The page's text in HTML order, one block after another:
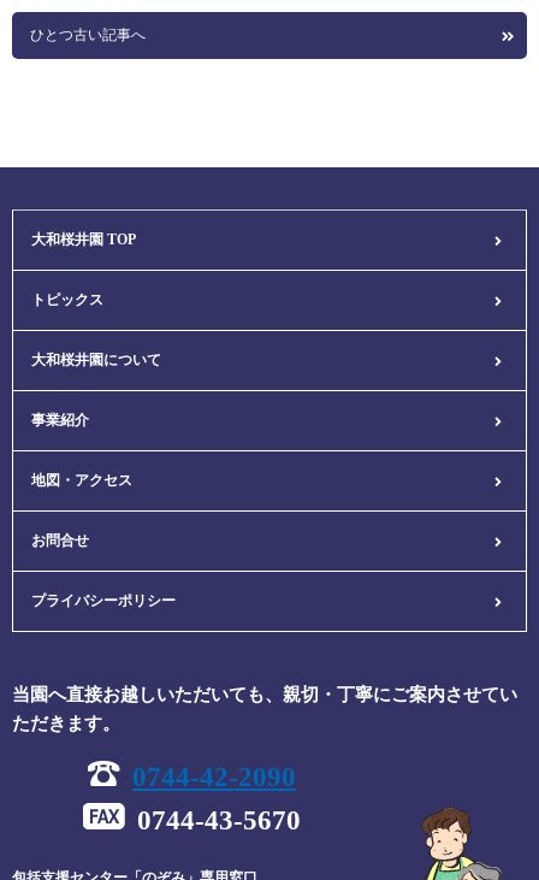
ひとつ古い記事へ
大和桜井園 TOP
トピックス
大和桜井園について
事業紹介
地図・アクセス
お問合せ
プライバシーポリシー
当園へ直接お越しいただいても、親切・丁寧にご案内させてい
ただきます。
0744-42-2090
0744-43-5670